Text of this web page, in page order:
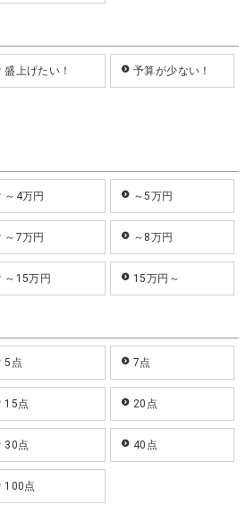
盛上げたい！ 予算が少ない！
～4万円 ～5万円
～7万円 ～8万円
～15万円 15万円～
5点 7点
15点 20点
30点 40点
100点